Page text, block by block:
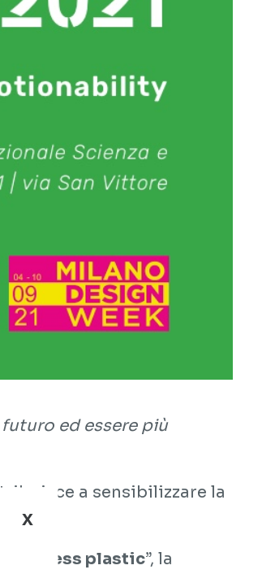
x
ed essere più
a sensibilizzare la
Guiltless plastic”, la